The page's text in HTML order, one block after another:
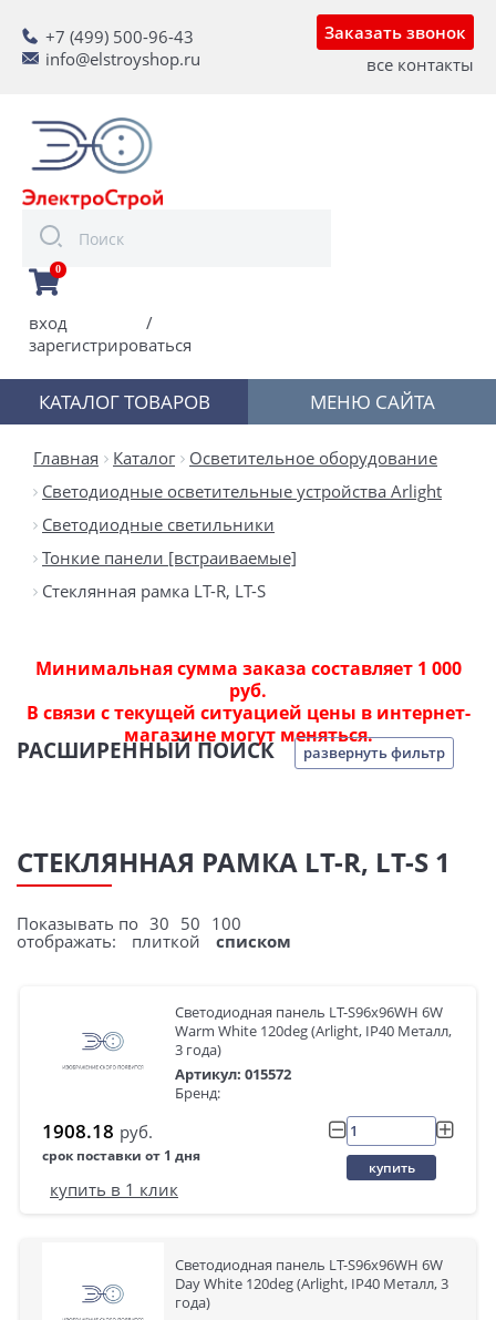
+7 (499) 500-96-43
info@elstroyshop.ru
Заказать звонок
все контакты
0
вход
/
зарегистрироваться
КАТАЛОГ ТОВАРОВ МЕНЮ САЙТА
Главная Каталог
Осветительное оборудование
Светодиодные осветительные устройства Arlight
Светодиодные светильники
Тонкие панели [встраиваемые]
Стеклянная рамка LT-R, LT-S
Минимальная сумма заказа составляет 1 000
руб.
В связи с текущей ситуацией цены в интернет-
магазине могут меняться.
РАСШИРЕННЫЙ ПОИСК развернуть фильтр
СТЕКЛЯННАЯ РАМКА LT-R, LT-S 1
Показывать по 30 50 100
отображать:
плиткой списком
Светодиодная панель LT-S96x96WH 6W
Warm White 120deg (Arlight, IP40 Металл,
3 года)
Артикул: 015572
Бренд:
1908.18 руб.
срок поставки от 1 дня
купить
купить в 1 клик
Светодиодная панель LT-S96x96WH 6W
Day White 120deg (Arlight, IP40 Металл, 3
года)